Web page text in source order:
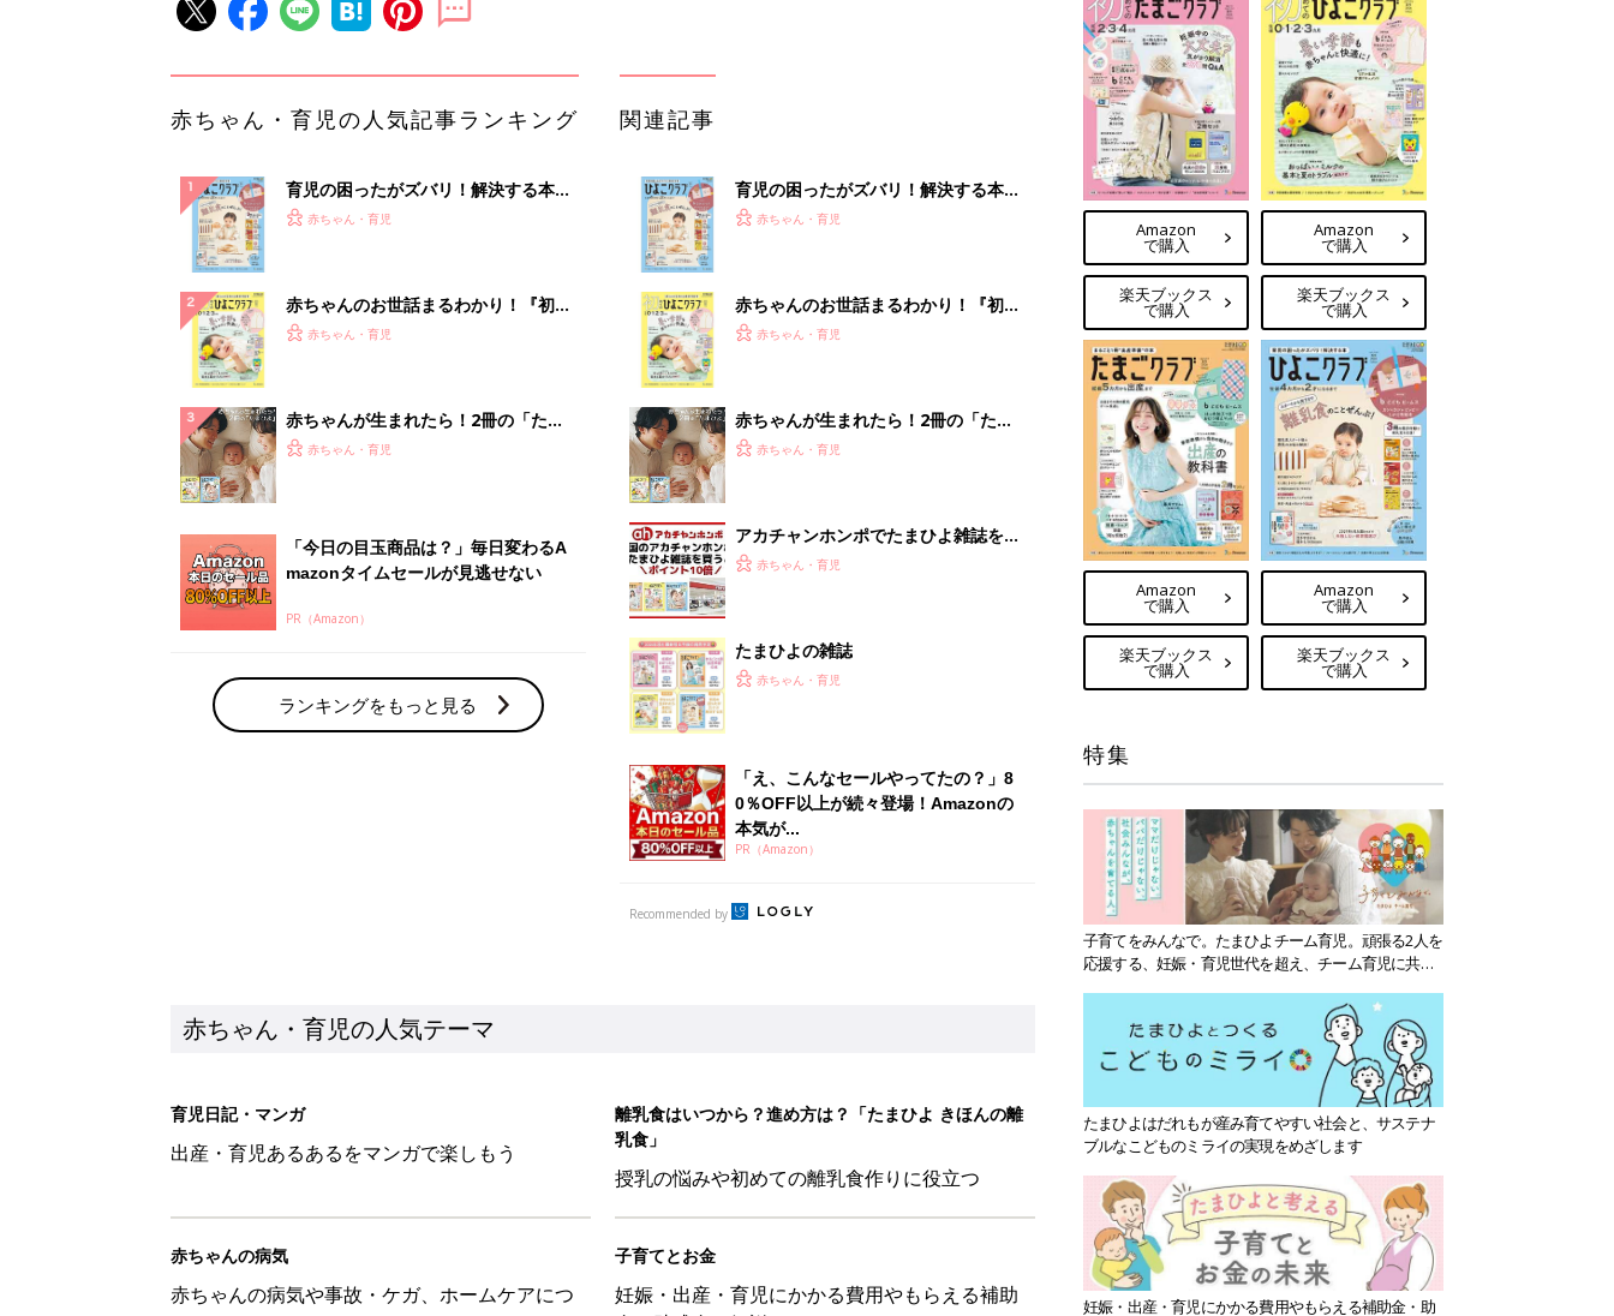
赤ちゃん・育児の人気記事ランキング
育児の困ったがズバリ！解決する本
『ひよこクラブ 秋号』 4カ月～2才
赤ちゃん・育児
赤ちゃんのお世話まるわかり！『初め
てのひよこクラブ 夏号』〈巻頭大特
赤ちゃん・育児
赤ちゃんが生まれたら！2冊の「たま
ひよ」
赤ちゃん・育児
「今日の目玉商品は？」毎日変わるA
mazonタイムセールが見逃せない
PR（Amazon）
ランキングをもっと見る
関連記事
育児の困ったがズバリ！解決する本
『ひよこクラブ 秋号』 4カ月～2才
赤ちゃん・育児
赤ちゃんのお世話まるわかり！『初め
てのひよこクラブ 夏号』〈巻頭大特
赤ちゃん・育児
赤ちゃんが生まれたら！2冊の「たま
ひよ」
赤ちゃん・育児
アカチャンホンポでたまひよ雑誌を買
うとポイント10倍【期間限定】
赤ちゃん・育児
たまひよの雑誌
赤ちゃん・育児
「え、こんなセールやってたの？」8
0％OFF以上が続々登場！Amazonの
本気が...
PR（Amazon）
Recommended by
赤ちゃん・育児の人気テーマ
育児日記・マンガ
出産・育児あるあるをマンガで楽しもう
離乳食はいつから？進め方は？「たまひよ きほんの離
乳食」
授乳の悩みや初めての離乳食作りに役立つ
赤ちゃんの病気
赤ちゃんの病気や事故・ケガ、ホームケアにつ
子育てとお金
妊娠・出産・育児にかかる費用やもらえる補助
Amazon
で購入
楽天ブックス
で購入
Amazon
で購入
楽天ブックス
で購入
Amazon
で購入
楽天ブックス
で購入
Amazon
で購入
楽天ブックス
で購入
特集
子育てをみんなで。たまひよチーム育児。頑張る2人を
応援する、妊娠・育児世代を超え、チーム育児に共感
たまひよはだれもが産み育てやすい社会と、サステナ
ブルなこどものミライの実現をめざします
妊娠・出産・育児にかかる費用やもらえる補助金・助